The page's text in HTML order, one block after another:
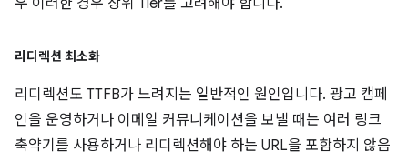
우 이러한 경우 상위 Tier를 고려해야 합니다.
리디렉션 최소화
리디렉션도 TTFB가 느려지는 일반적인 원인입니다. 광고 캠페
인을 운영하거나 이메일 커뮤니케이션을 보낼 때는 여러 링크
축약기를 사용하거나 리디렉션해야 하는 URL을 포함하지 않음